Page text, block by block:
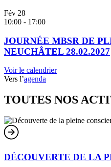
Fév 28
10:00 - 17:00
JOURNÉE MBSR DE
NEUCHÂTEL 28.02.2027
Voir le calendrier
Vers l’agenda
TOUTES NOS
DÉCOUVERTE DE LA